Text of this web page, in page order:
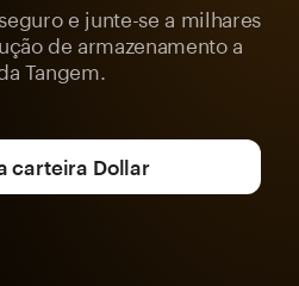
e junte-se a milhares
de armazenamento a
Tangem.
carteira Dollar